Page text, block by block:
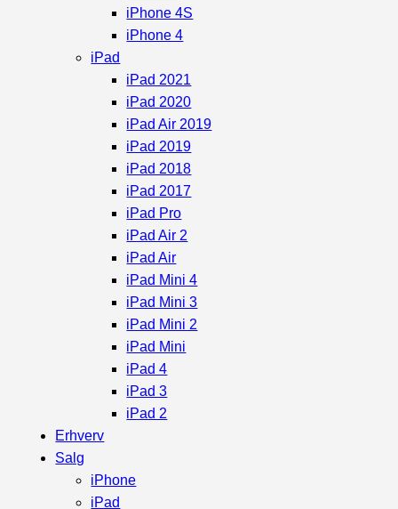
iPhone 4S
iPhone 4
iPad
iPad 2021
iPad 2020
iPad Air 2019
iPad 2019
iPad 2018
iPad 2017
iPad Pro
iPad Air 2
iPad Air
iPad Mini 4
iPad Mini 3
iPad Mini 2
iPad Mini
iPad 4
iPad 3
iPad 2
Erhverv
Salg
iPhone
iPad